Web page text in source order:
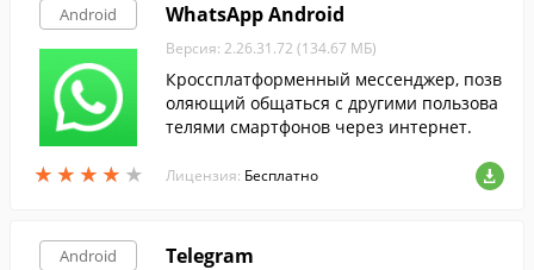
Android
★ ★ ★ ★ ★
★ ★ ★ ★ ★
WhatsApp Android
Версия: 2.26.31.72 (134.67 МБ)
Кроссплатформенный мессенджер, позв
оляющий общаться с другими пользова
телями смартфонов через интернет.
Лицензия: Бесплатно
Android Telegram